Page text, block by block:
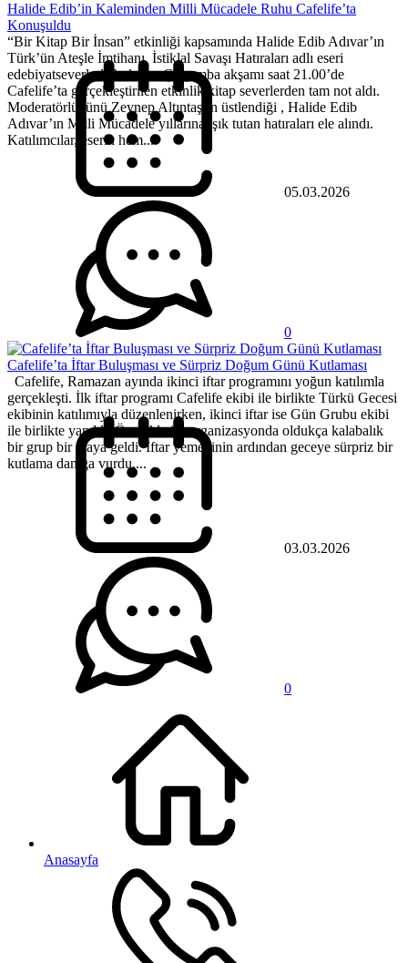
Halide Edib’in Kaleminden Milli Mücadele Ruhu Cafelife’ta
Konuşuldu
“Bir Kitap Bir İnsan” etkinliği kapsamında Halide Edib Adıvar’ın
Türk’ün Ateşle İmtihanı İstiklal Savaşı Hatıraları adlı eseri
edebiyatseverlerle buluştu. Çarşamba akşamı saat 21.00’de
Cafelife’ta gerçekleştirilen etkinlik kitap severlerden tam not aldı.
Moderatörlüğünü Zeynep Altıntaş’ın üstlendiği , Halide Edib
Adıvar’ın Milli Mücadele yıllarına ışık tutan hatıraları ele alındı.
Katılımcılar, eserin hem...
05.03.2026
0
Cafelife’ta İftar Buluşması ve Sürpriz Doğum Günü Kutlaması
Cafelife, Ramazan ayında ikinci iftar programını yoğun katılımla
gerçekleşti. İlk iftar programı Cafelife ekibi ile birlikte Türkü Gecesi
ekibinin katılımıyla düzenlenirken, ikinci iftar ise Gün Grubu ekibi
ile birlikte yapıldı. Özellikle ilk organizasyonda oldukça kalabalık
bir grup bir araya geldi. İftar yemeğinin ardından geceye sürpriz bir
kutlama damga vurdu....
03.03.2026
0
Anasayfa